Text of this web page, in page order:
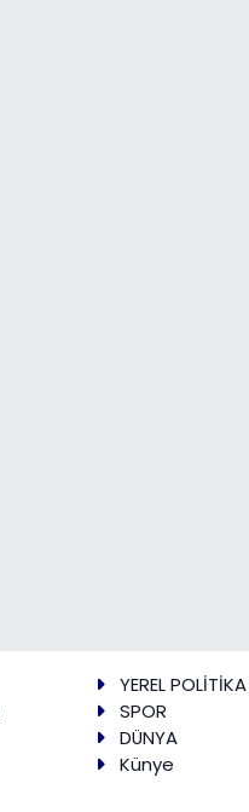
YEREL POLİTİKA
SPOR
DÜNYA
Künye